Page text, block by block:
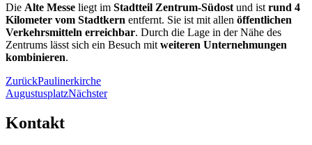
Die Alte Messe liegt im Stadtteil Zentrum-Südost und ist rund 4
Kilometer vom Stadtkern entfernt. Sie ist mit allen öffentlichen
Verkehrsmitteln erreichbar. Durch die Lage in der Nähe des
Zentrums lässt sich ein Besuch mit weiteren Unternehmungen
kombinieren.
ZurückPaulinerkirche
AugustusplatzNächster
Kontakt